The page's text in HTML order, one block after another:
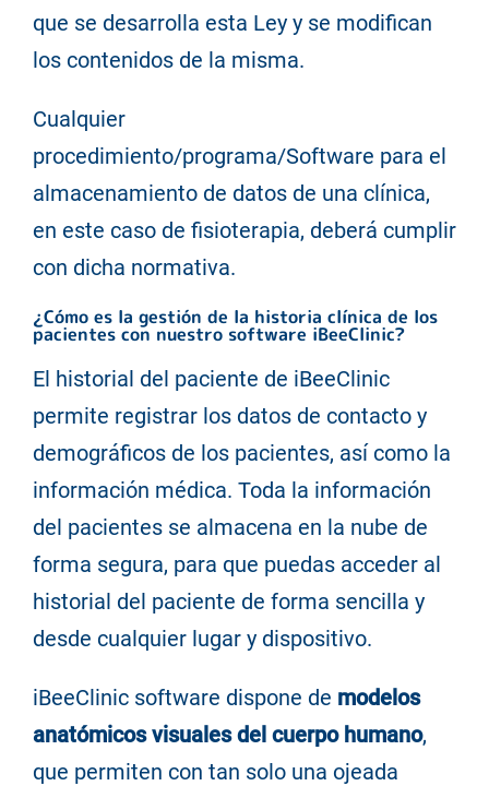
que se desarrolla esta Ley y se modifican
los contenidos de la misma.
Cualquier
procedimiento/programa/Software para el
almacenamiento de datos de una clínica,
en este caso de fisioterapia, deberá cumplir
con dicha normativa.
¿Cómo es la gestión de la historia clínica de los
pacientes con nuestro software iBeeClinic?
El historial del paciente de iBeeClinic
permite registrar los datos de contacto y
demográficos de los pacientes, así como la
información médica. Toda la información
del pacientes se almacena en la nube de
forma segura, para que puedas acceder al
historial del paciente de forma sencilla y
desde cualquier lugar y dispositivo.
iBeeClinic software dispone de modelos
anatómicos visuales del cuerpo humano,
que permiten con tan solo una ojeada